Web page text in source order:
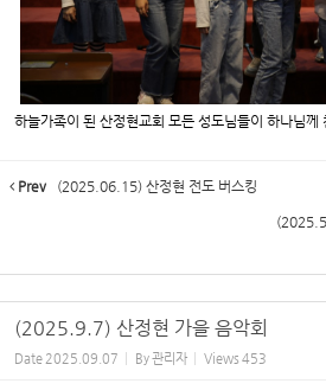
하늘가족이 된 산정현교회 모든 성도님들이 하나님께
Prev (2025.06.15) 산정현 전도 버스킹
(2025.9.7) 산정현 가을 음악회
Date 2025.09.07 By관리자 Views 453